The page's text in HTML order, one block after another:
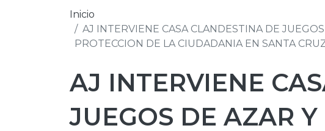
Inicio
AJ INTERVIENE CASA CLANDESTINA DE
PROTECCION DE LA CIUDADANIA EN SANTA
AJ INTERVIENE
JUEGOS DE AZAR